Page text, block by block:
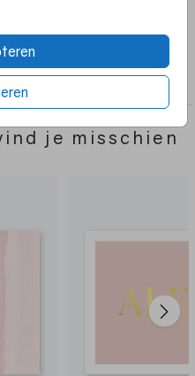
wens aan te passen.
je misschien